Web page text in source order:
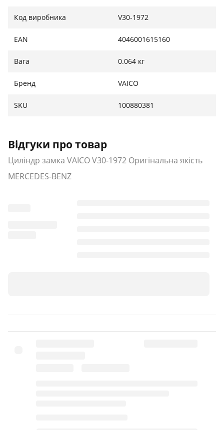
Код виробника V30-1972
EAN 4046001615160
Вага 0.064 кг
Бренд VAICO
SKU 100880381
Відгуки про товар
Циліндр замка VAICO V30-1972 Оригінальна якість
MERCEDES-BENZ